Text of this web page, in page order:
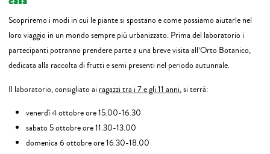
Scopriremo i modi in cui le piante si spostano e come possiamo aiutarle nel
loro viaggio in un mondo sempre più urbanizzato. Prima del laboratorio i
partecipanti potranno prendere parte a una breve visita all’Orto Botanico,
dedicata alla raccolta di frutti e semi presenti nel periodo autunnale.
Il laboratorio, consigliato ai ragazzi tra i 7 e gli 11 anni, si terrà:
venerdì 4 ottobre ore 15.00-16.30
sabato 5 ottobre ore 11.30-13.00
domenica 6 ottobre ore 16.30-18.00